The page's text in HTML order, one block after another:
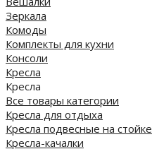
Зеркала
Комоды
Комплекты для кухни
Консоли
Кресла
Кресла
Все товары категории
Кресла для отдыха
Кресла подвесные на стойке
Кресла-качалки